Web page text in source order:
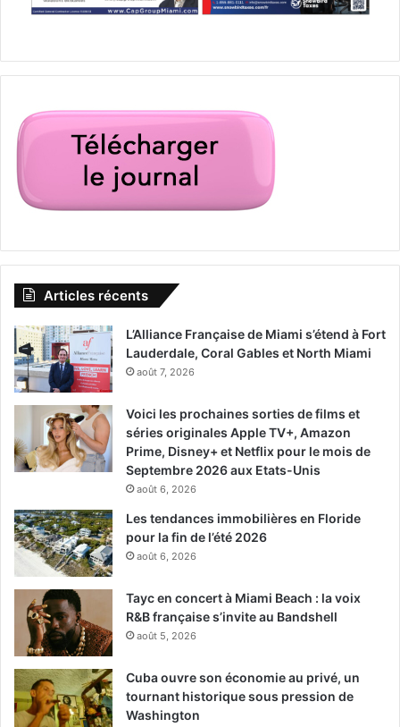
Articles récents
L’Alliance Française de Miami s’étend à Fort
Lauderdale, Coral Gables et North Miami
août 7, 2026
Voici les prochaines sorties de films et
séries originales Apple TV+, Amazon
Prime, Disney+ et Netflix pour le mois de
Septembre 2026 aux Etats-Unis
août 6, 2026
Les tendances immobilières en Floride
pour la fin de l’été 2026
août 6, 2026
Tayc en concert à Miami Beach : la voix
R&B française s’invite au Bandshell
août 5, 2026
Cuba ouvre son économie au privé, un
tournant historique sous pression de
Washington